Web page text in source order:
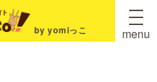
by yomiっこ menu